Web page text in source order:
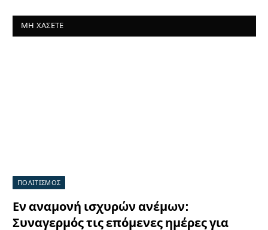
ΜΗ ΧΆΣΕΤΕ
ΠΟΛΙΤΙΣΜΟΣ
Εν αναμονή ισχυρών ανέμων:
Συναγερμός τις επόμενες ημέρες για